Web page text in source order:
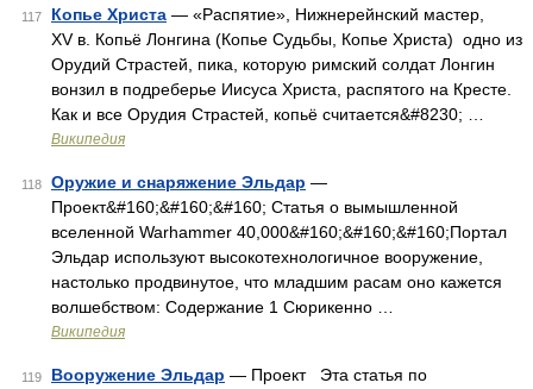
117 Копье Христа — «Распятие», Нижнерейнский мастер,
XV в. Копьё Лонгина (Копье Судьбы, Копье Христа) одно из
Орудий Страстей, пика, которую римский солдат Лонгин
вонзил в подреберье Иисуса Христа, распятого на Кресте.
Как и все Орудия Страстей, копьё считается&#8230; …
Википедия
118 Оружие и снаряжение Эльдар —
Проект&#160;&#160;&#160; Статья о вымышленной
вселенной Warhammer 40,000&#160;&#160;&#160;Портал
Эльдар используют высокотехнологичное вооружение,
настолько продвинутое, что младшим расам оно кажется
волшебством: Содержание 1 Сюрикенно …
Википедия
119 Вооружение Эльдар — Проект Эта статья по